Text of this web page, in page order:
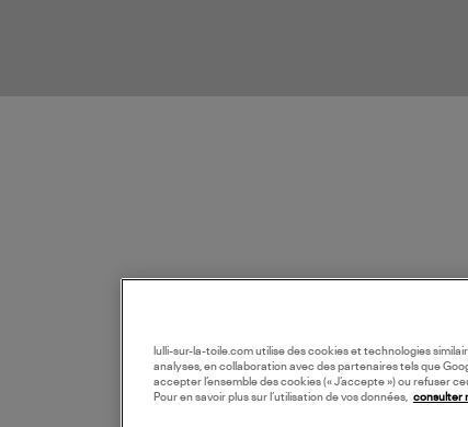
lulli-sur-la-toile.com utilise des cookies et technologies
analyses, en collaboration avec des partenaires tels que
accepter l’ensemble des cookies (« J’accepte ») ou refuser
Pour en savoir plus sur l’utilisation de vos données,
consulter